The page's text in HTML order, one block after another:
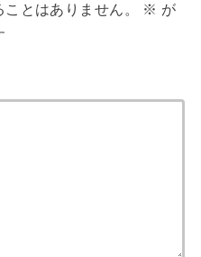
とはありません。 ※ が